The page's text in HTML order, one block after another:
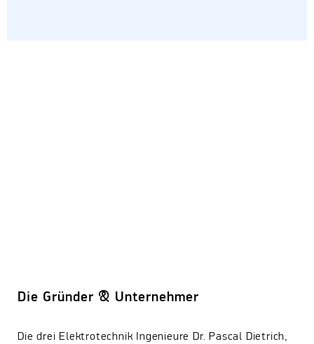
Die Gründer & Unternehmer
Die drei Elektrotechnik Ingenieure Dr. Pascal Dietrich,